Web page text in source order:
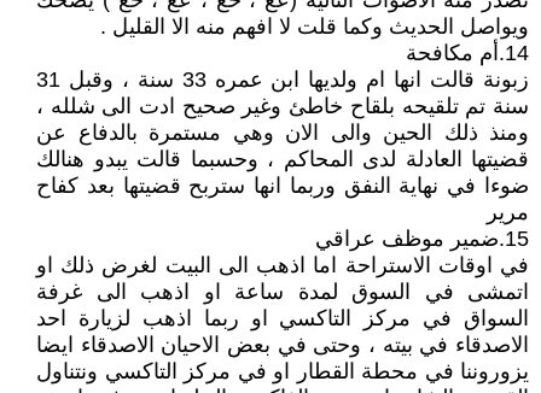
ويواصل الحديث وكما قلت لا افهم منه الا القليل .
14.أم مكافحة
زبونة قالت انها ام ولديها ابن عمره 33 سنة ، وقبل 31
سنة تم تلقيحه بلقاح خاطئ وغير صحيح ادت الى شلله ،
ومنذ ذلك الحين والى الان وهي مستمرة بالدفاع عن
قضيتها العادلة لدى المحاكم ، وحسبما قالت يبدو هنالك
ضوءا في نهاية النفق وربما انها ستربح قضيتها بعد كفاح
مرير
15.ضمير موظف عراقي
في اوقات الاستراحة اما اذهب الى البيت لغرض ذلك او
اتمشى في السوق لمدة ساعة او اذهب الى غرفة
السواق في مركز التاكسي او ربما اذهب لزيارة احد
الاصدقاء في بيته ، وحتى في بعض الاحيان الاصدقاء ايضا
يزوروننا في محطة القطار او في مركز التاكسي ونتناول